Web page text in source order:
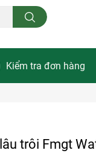
Kiểm tra đơn hàng
trôi Fmgt